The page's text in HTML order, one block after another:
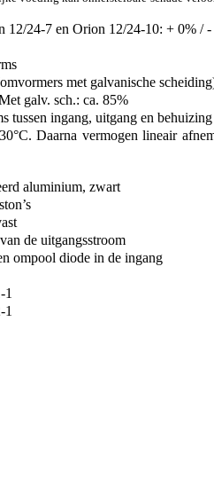
12/24-7 en Orion 12/24-10: + 0% /
met galvanische
galv. sch.: ca. 85%
tussen ingang, uitgang en behuizing
Daarna vermogen lineair
aluminium, zwart
de uitgangsstroom
ompool diode in de ingang
1
1